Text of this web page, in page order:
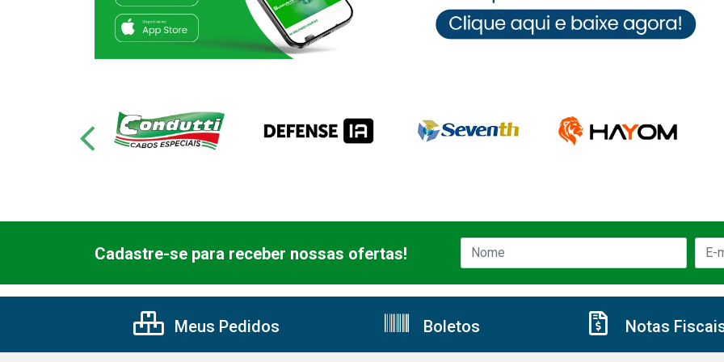
Cadastre-se para receber nossas ofertas!
Meus Pedidos Boletos Notas